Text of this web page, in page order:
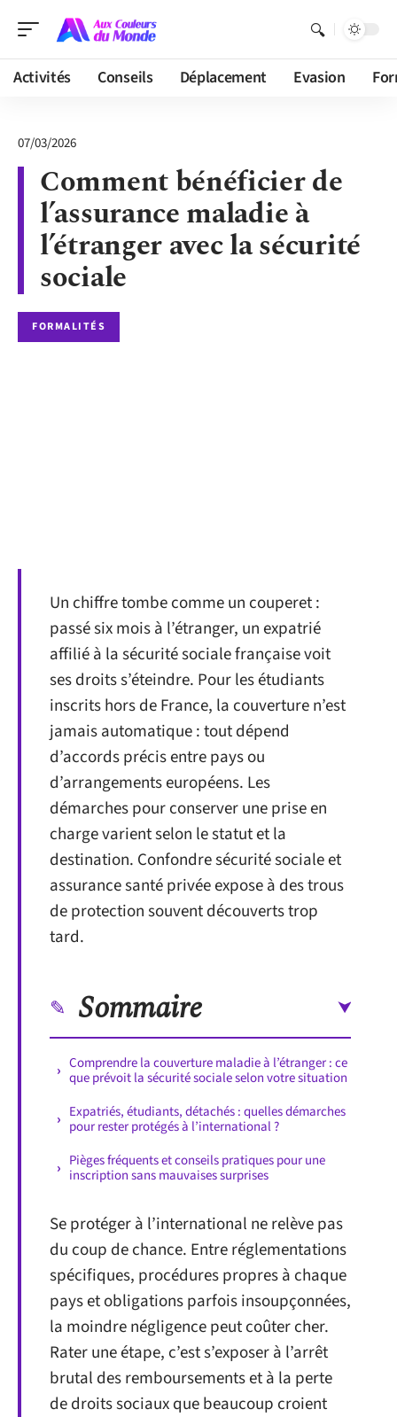
Activités Conseils Déplacement Evasion
07/03/2026
Comment bénéficier de
l’assurance maladie à
l’étranger avec la sécurité
sociale
FORMALITÉS
Un chiffre tombe comme un couperet :
passé six mois à l’étranger, un expatrié
affilié à la sécurité sociale française voit
ses droits s’éteindre. Pour les étudiants
inscrits hors de France, la couverture n’est
jamais automatique : tout dépend
d’accords précis entre pays ou
d’arrangements européens. Les
démarches pour conserver une prise en
charge varient selon le statut et la
destination. Confondre sécurité sociale et
assurance santé privée expose à des trous
de protection souvent découverts trop
tard.
Sommaire
Comprendre la couverture maladie à l’étranger : ce
que prévoit la sécurité sociale selon votre situation
Expatriés, étudiants, détachés : quelles démarches
pour rester protégés à l’international ?
Pièges fréquents et conseils pratiques pour une
inscription sans mauvaises surprises
Se protéger à l’international ne relève pas
du coup de chance. Entre réglementations
spécifiques, procédures propres à chaque
pays et obligations parfois insoupçonnées,
la moindre négligence peut coûter cher.
Rater une étape, c’est s’exposer à l’arrêt
brutal des remboursements et à la perte
de droits sociaux que beaucoup croient